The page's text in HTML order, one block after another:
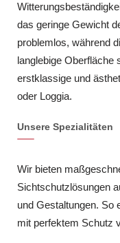
das geringe Gewicht
problemlos, während
langlebige Oberfläche
erstklassige und
oder Loggia.
Unsere Spezialitäten
Wir bieten
Sichtschutzlösungen
und Gestaltungen. So
mit perfektem Schutz